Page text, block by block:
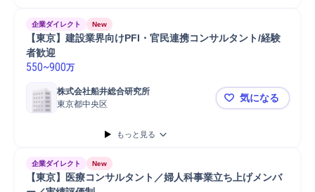
企業ダイレクト New
【東京】建設業界向けPFI・官民連携コンサルタント/経験
者歓迎
550~900万
株式会社船井総合研究所
東京都中央区
【東京】建
気になる
もっと見る
企業ダイレクト New
【東京】医療コンサルタント／婦人科事業立ち上げメンバ